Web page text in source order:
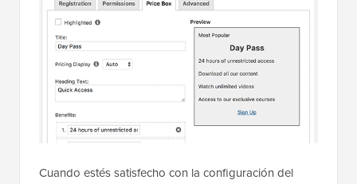
Cuando estés satisfecho con la configuración del